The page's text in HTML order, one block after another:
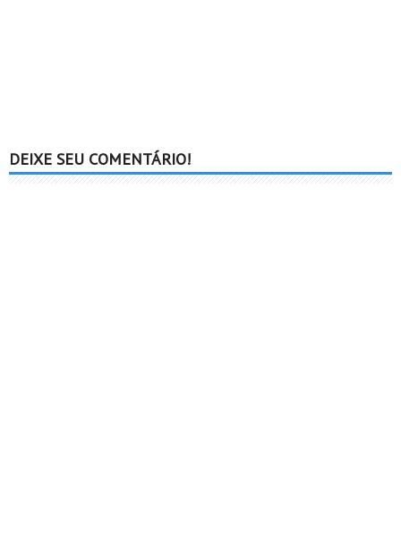
DEIXE SEU COMENTÁRIO!